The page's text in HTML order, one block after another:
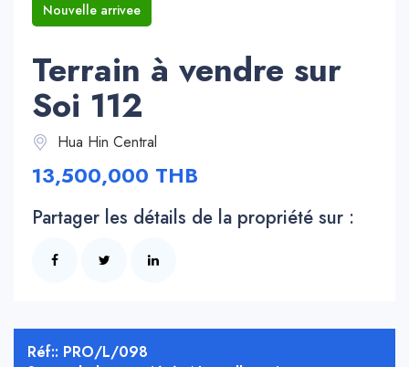
Nouvelle arrivee
Terrain à vendre sur
Soi 112
Hua Hin Central
13,500,000 THB
Partager les détails de la propriété sur :
Réf:: PRO/L/098